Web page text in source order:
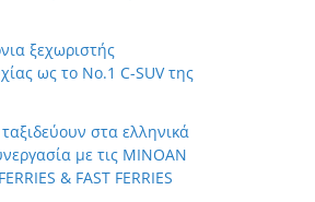
ξεχωριστής
ως το Νο.1 C-SUV της
στα ελληνικά
με τις MINOAN
& FAST FERRIES